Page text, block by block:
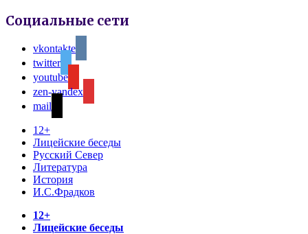
Социальные сети
vkontakte
twitter
youtube
zen-yandex
mail
12+
Лицейские беседы
Русский Север
Литература
История
И.С.Фрадков
12+
Лицейские беседы